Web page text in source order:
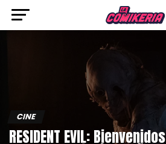
CINE
RESIDENT EVIL: Bienvenidos